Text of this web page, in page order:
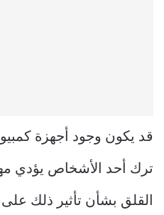
قد يكون وجود أجهزة
ترك أحد الأشخاص يؤدي
القلق بشأن تأثير ذلك على